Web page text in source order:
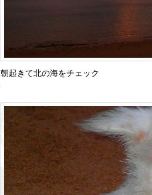
朝起きて北の海をチェック